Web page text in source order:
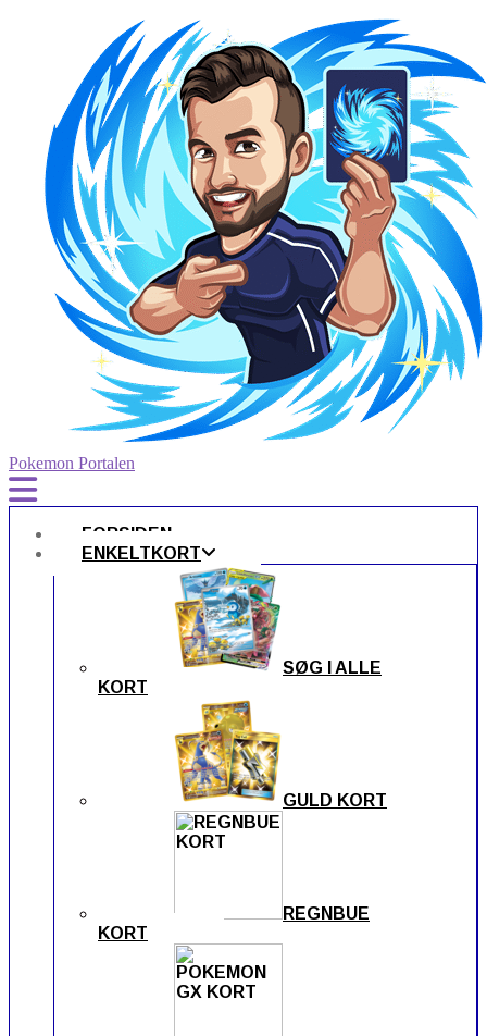
Pokemon Portalen
FORSIDEN
ENKELTKORT
SØG I ALLE
KORT
GULD KORT
REGNBUE
KORT